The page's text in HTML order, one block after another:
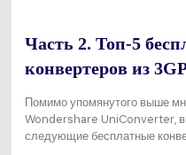
Часть 2. Топ-5
конвертеров из
Помимо упомянутого выше
Wondershare UniConverter,
следующие бесплатные